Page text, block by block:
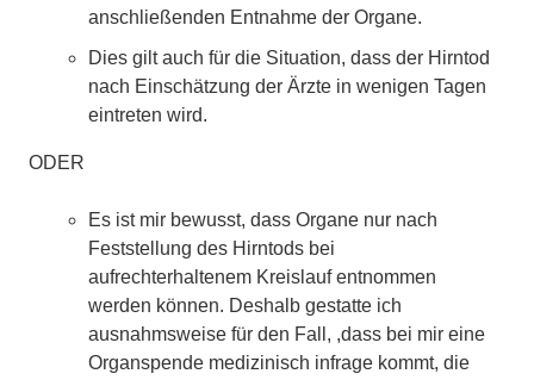
anschließenden Entnahme der Organe.
Dies gilt auch für die Situation, dass der Hirntod
nach Einschätzung der Ärzte in wenigen Tagen
eintreten wird.
ODER
Es ist mir bewusst, dass Organe nur nach
Feststellung des Hirntods bei
aufrechterhaltenem Kreislauf entnommen
werden können. Deshalb gestatte ich
ausnahmsweise für den Fall, ,dass bei mir eine
Organspende medizinisch infrage kommt, die